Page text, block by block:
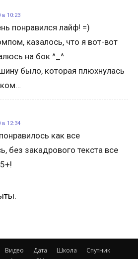
в 10:23
понравился лайф! =)
казалось, что я вот-вот
на бок ^_^
было, которая плюхнулась
в 12:34
как все
без закадрового текста все
Видео Дата Школа
Спутник